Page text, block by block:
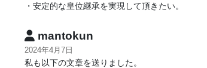
・安定的な皇位継承を実現して頂きたい。
mantokun
2024年4月7日
私も以下の文章を送りました。